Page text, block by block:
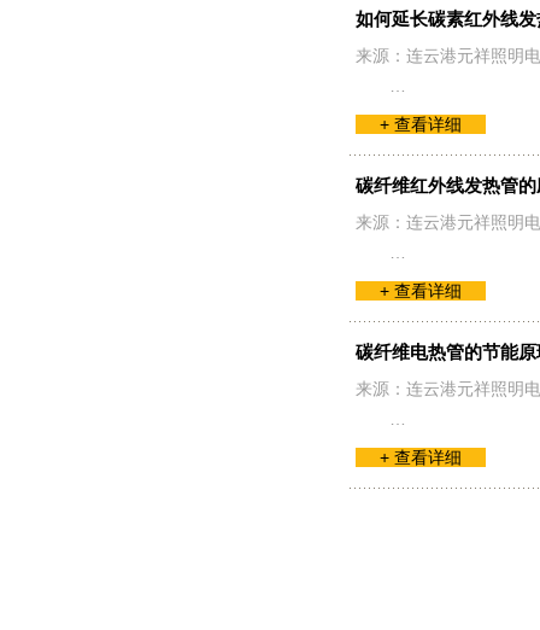
如何延长碳素红外线
来源：连云港元祥照明
+ 查看详细
碳纤维红外线发热管
来源：连云港元祥照明
+ 查看详细
碳纤维电热管的节能
来源：连云港元祥照明
+ 查看详细